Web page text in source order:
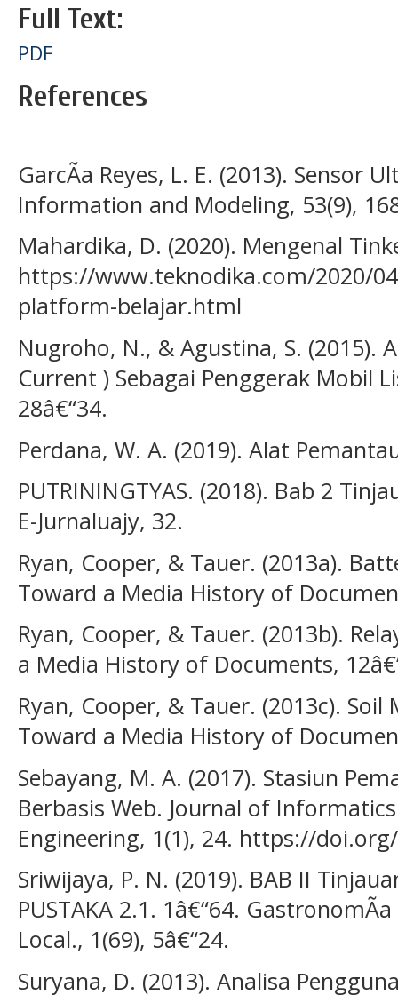
Full Text:
PDF
References
GarcÃ­a Reyes, L. E. (2013). Sensor
Information and Modeling, 53(9),
Mahardika, D. (2020). Mengenal
https://www.teknodika.com/2020/
platform-belajar.html
Nugroho, N., & Agustina, S. (2015).
Current ) Sebagai Penggerak Mobil
28â€“34.
Perdana, W. A. (2019). Alat
PUTRININGTYAS. (2018). Bab 2
E-Jurnaluajy, 32.
Ryan, Cooper, & Tauer. (2013a).
Toward a Media History of
Ryan, Cooper, & Tauer. (2013b).
a Media History of Documents,
Ryan, Cooper, & Tauer. (2013c).
Toward a Media History of
Sebayang, M. A. (2017). Stasiun
Berbasis Web. Journal of
Engineering, 1(1), 24. https://
Sriwijaya, P. N. (2019). BAB II
PUSTAKA 2.1. 1â€“64.
Local., 1(69), 5â€“24.
Suryana, D. (2013). Analisa